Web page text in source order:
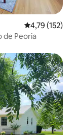
4,79 de uma
4,79 (152)
de Peoria